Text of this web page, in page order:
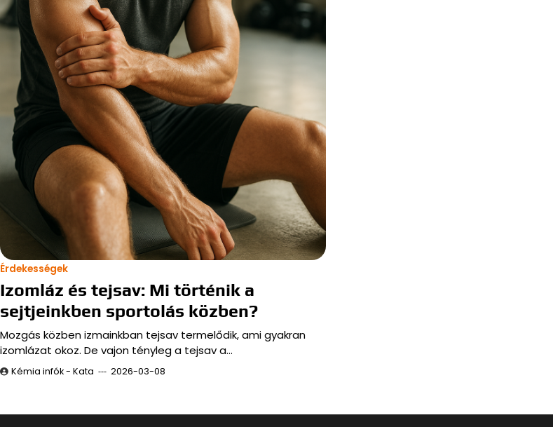
Érdekességek
Izomláz és tejsav: Mi történik a
sejtjeinkben sportolás közben?
Mozgás közben izmainkban tejsav termelődik, ami gyakran
izomlázat okoz. De vajon tényleg a tejsav a…
Kémia infók - Kata 2026-03-08